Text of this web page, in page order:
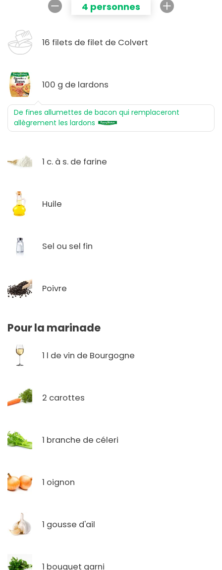
4 personnes
16 filets de filet de Colvert
100 g de lardons
De fines allumettes de bacon qui remplaceront
allègrement les lardons
1 c. à s. de farine
Huile
Sel ou sel fin
Poivre
Pour la marinade
1 l de vin de Bourgogne
2 carottes
1 branche de céleri
1 oignon
1 gousse d'ail
1 bouquet garni